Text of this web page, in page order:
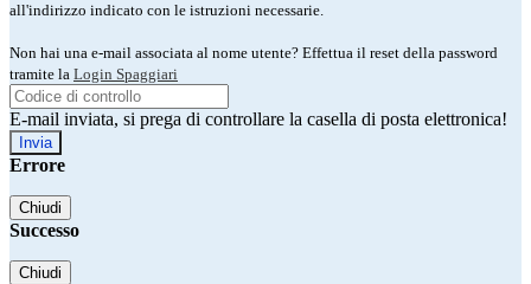
all'indirizzo indicato con le istruzioni necessarie.
Non hai una e-mail associata al nome utente? Effettua il reset della password
tramite la Login Spaggiari
E-mail inviata, si prega di controllare la casella di posta elettronica!
Errore
Chiudi
Successo
Chiudi